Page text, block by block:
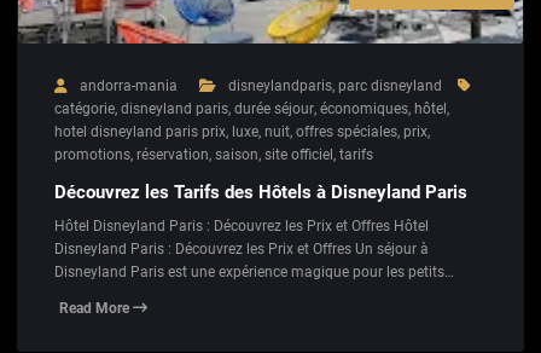
andorra-mania disneylandparis, parc disneyland
catégorie, disneyland paris, durée séjour, économiques, hôtel ,
hotel disneyland paris prix, luxe, nuit, offres spéciales, prix,
promotions, réservation, saison, site officiel , tarifs
Découvrez les Tarifs des Hôtels à Disneyland Paris
Hôtel Disneyland Paris : Découvrez les Prix et Offres Hôtel
Disneyland Paris : Découvrez les Prix et Offres Un séjour à
Disneyland Paris est une expérience magique pour les petits…
Read More